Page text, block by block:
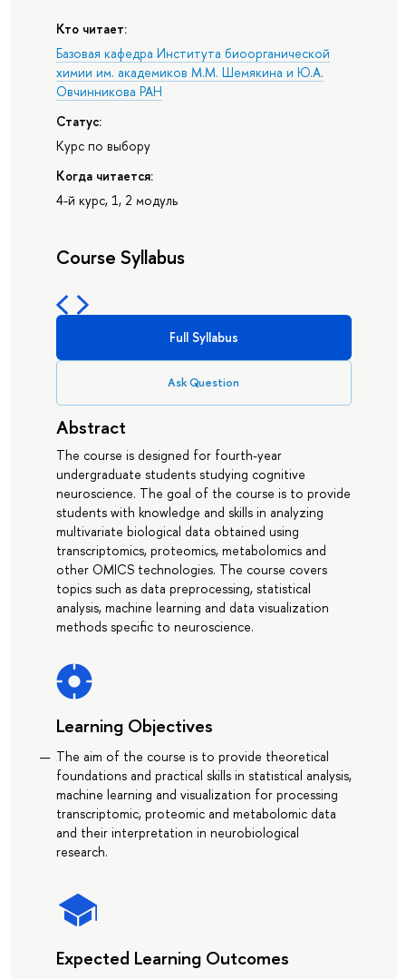
Кто читает:
Базовая кафедра Института биоорганической
химии им. академиков М.М. Шемякина и Ю.А.
Овчинникова РАН
Статус:
Курс по выбору
Когда читается:
4-й курс, 1, 2 модуль
Course Syllabus
Full Syllabus
Ask Question
Abstract
The course is designed for fourth-year
undergraduate students studying cognitive
neuroscience. The goal of the course is to provide
students with knowledge and skills in analyzing
multivariate biological data obtained using
transcriptomics, proteomics, metabolomics and
other OMICS technologies. The course covers
topics such as data preprocessing, statistical
analysis, machine learning and data visualization
methods specific to neuroscience.
Learning Objectives
The aim of the course is to provide theoretical
foundations and practical skills in statistical analysis,
machine learning and visualization for processing
transcriptomic, proteomic and metabolomic data
and their interpretation in neurobiological
research.
Expected Learning Outcomes